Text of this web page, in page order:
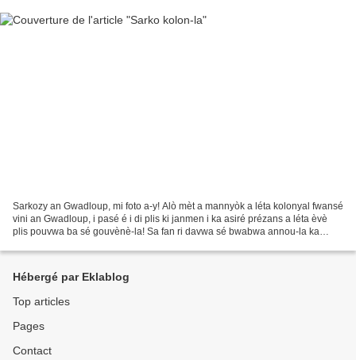
Sarkozy an Gwadloup, mi foto a-y! Alò mèt a mannyòk a léta kolonyal fwansé
vini an Gwadloup, i pasé é i di plis ki janmen i ka asiré prézans a léta èvè
plis pouvwa ba sé gouvènè-la! Sa fan ri davwa sé bwabwa annou-la ka
Hébergé par Eklablog
Top articles
Pages
Contact